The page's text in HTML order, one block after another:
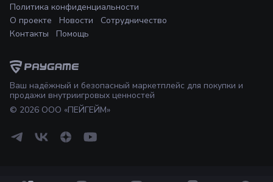
Ваш надёжный и безопасный маркетплейс для покупки и
продажи внутриигровых ценностей
© 2026 ООО «ПЕЙГЕЙМ»
Политика конфиденциальности
О проекте
Новости
Сотрудничество
Контакты
Помощь